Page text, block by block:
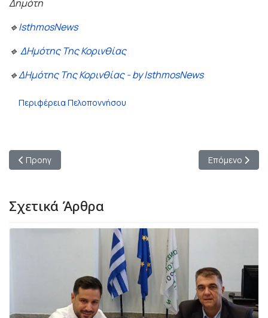
Δημότη
🔹IsthmosNews
🔹 ΔΗμότης Της Κορινθίας
🔹ΔΗμότης Της Κορινθίας - by IsthmosNews
Περιφέρεια Πελοποννήσου
Προηγούμενο άρθρο: 14ος Παμπελοποννησιακός
Προηγ Επόμενο
Επόμενο
Σχετικά Άρθρα